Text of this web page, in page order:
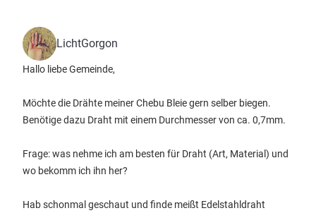
LichtGorgon
Hallo liebe Gemeinde,
Möchte die Drähte meiner Chebu Bleie gern selber biegen.
Benötige dazu Draht mit einem Durchmesser von ca. 0,7mm.
Frage: was nehme ich am besten für Draht (Art, Material) und
wo bekomm ich ihn her?
Hab schonmal geschaut und finde meißt Edelstahldraht